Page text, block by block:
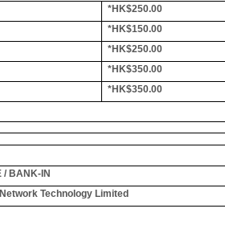
*HK$250.00
*HK$150.00
*HK$250.00
*HK$350.00
*HK$350.00
/ BANK-IN
Technology Limited